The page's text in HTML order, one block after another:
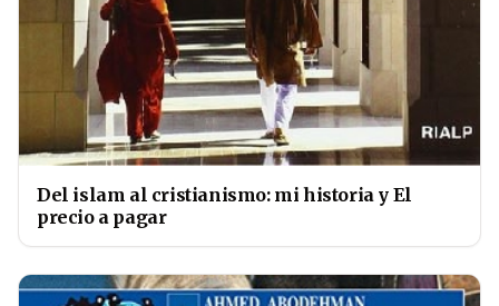
Del islam al cristianismo: mi historia y El
precio a pagar